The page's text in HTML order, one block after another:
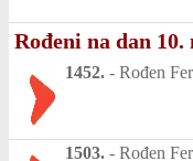
Rođeni na dan
1452. - Rođen
1503. - Rođen